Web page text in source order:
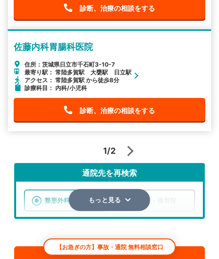
診断、治療の相談をする
佐藤内科胃腸科医院
住所：茨城県日立市千石町3-10-7
最寄り駅： 常陸多賀駅 大甕駅 日立駅
アクセス： 常陸多賀駅 から徒歩8分
診療科目： 内科/小児科
診断、治療の相談をする
1/2
通院先を再検索
整形外科 整骨院・接骨院
検索する
もっと見る
【お急ぎの方】事故・通院 無料相談窓口